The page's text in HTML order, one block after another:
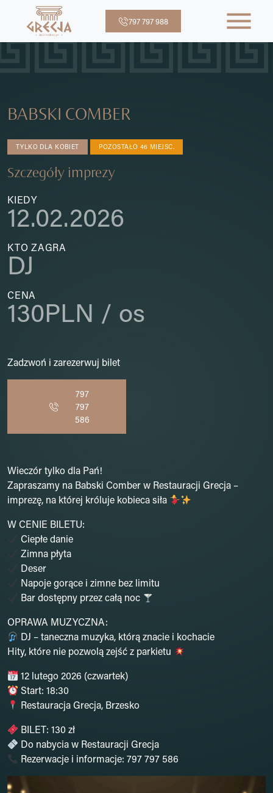
797 797 988
BABSKI COMBER
TYLKO DLA KOBIET POZOSTAŁO 46 MIEJSC.
Szczegóły imprezy
KIEDY
12.02.2026
KTO ZAGRA
DJ
CENA
130PLN / os
Zadzwoń i zarezerwuj bilet
797
797
586
Wieczór tylko dla Pań!
Zapraszamy na Babski Comber w Restauracji Grecja –
imprezę, na której króluje kobieca siła
W CENIE BILETU:
Ciepłe danie
Zimna płyta
Deser
Napoje gorące i zimne bez limitu
Bar dostępny przez całą noc
OPRAWA MUZYCZNA:
DJ – taneczna muzyka, którą znacie i kochacie
Hity, które nie pozwolą zejść z parkietu
12 lutego 2026 (czwartek)
Start: 18:30
Restauracja Grecja, Brzesko
BILET: 130 zł
Do nabycia w Restauracji Grecja
Rezerwacje i informacje: 797 797 586